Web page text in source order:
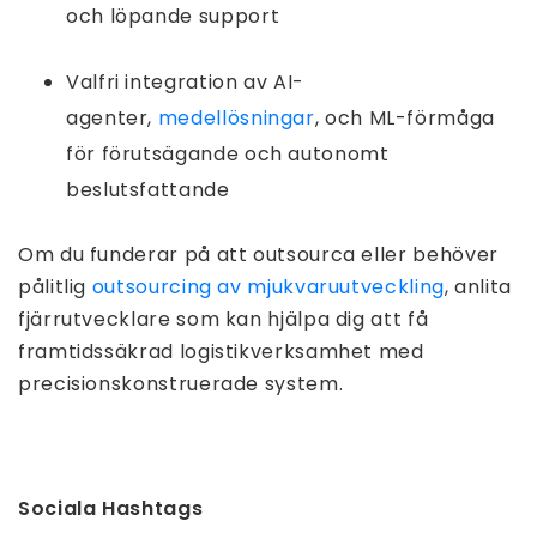
och löpande support
Valfri integration av AI-
agenter, medellösningar, och ML-förmåga
för förutsägande och autonomt
beslutsfattande
Om du funderar på att outsourca eller behöver
pålitlig outsourcing av mjukvaruutveckling, anlita
fjärrutvecklare som kan hjälpa dig att få
framtidssäkrad logistikverksamhet med
precisionskonstruerade system.
Sociala Hashtags